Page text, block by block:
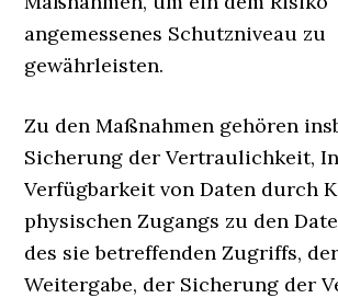
angemessenes Schutzniveau zu
gewährleisten.
Zu den Maßnahmen gehören
Sicherung der Vertraulichkeit,
Verfügbarkeit von Daten durch
physischen Zugangs zu den
des sie betreffenden Zugriffs,
Weitergabe, der Sicherung der